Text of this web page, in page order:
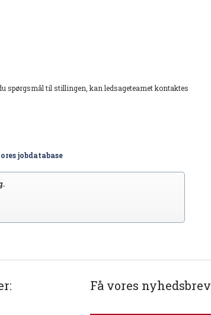
spørgsmål til stillingen, kan ledsageteamet kontaktes
jobdatabase
Få vores nyhedsbrev